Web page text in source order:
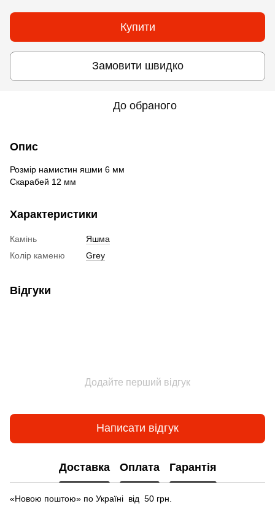
Купити
Замовити швидко
До обраного
Опис
Розмір намистин яшми 6 мм
Скарабей 12 мм
Характеристики
Камінь
Яшма
Колір каменю
Grey
Відгуки
Додайте перший відгук
Написати відгук
Доставка Оплата Гарантія
«Новою поштою» по Україні від 50 грн.